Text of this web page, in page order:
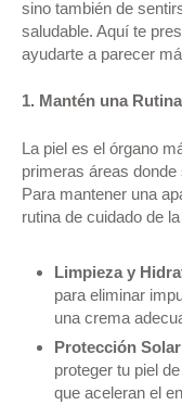
sino también de
saludable. Aquí te
ayudarte a parecer
1. Mantén una
La piel es el órgano
primeras áreas
Para mantener una
rutina de cuidado de
Limpieza y
para eliminar
una crema
Protección Solar
proteger tu piel
que aceleran el